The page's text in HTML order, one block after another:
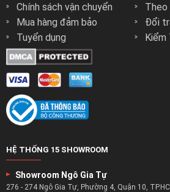
Danh Mục Các Sản Phẩm Liên Quan:
Xem Ngay:Mẫu ghế sofa cho
Xem Ngay:Mẫu Ghế Sofa Giá Rẻ
Xem Ngay:
Mẫu Ghế Sofa Gia Đình
Xem Ngay:
Xem Ngay:Mẫu Ghế Sofa Cho Căn
Xem Ngay:Mẫu Ghế Sofa Văng
Xem Ngay:Mẫu Sofa Thư Giãn
Xem Ngay:Mẫu Sofa Vải Nỉ ( Vải
Xem Ngay:Mẫu Ghế Sofa Da
Chính sách vận chuyển
Mua hàng đảm bảo
Tuyển dụng
Theo
Đổi
Kiểm
HỆ THỐNG 15 SHOWROOM
Showroom Ngô Gia Tự
276 - 274 Ngô Gia Tự, Phường 4, Quận 10,